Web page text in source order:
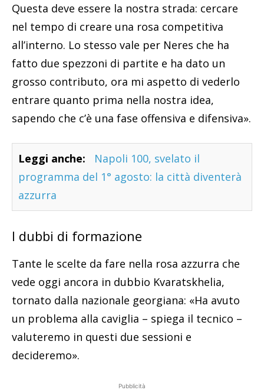
Questa deve essere la nostra strada: cercare
nel tempo di creare una rosa competitiva
all’interno. Lo stesso vale per Neres che ha
fatto due spezzoni di partite e ha dato un
grosso contributo, ora mi aspetto di vederlo
entrare quanto prima nella nostra idea,
sapendo che c’è una fase offensiva e difensiva».
Leggi anche:
Napoli 100, svelato il
programma del 1° agosto: la città diventerà
azzurra
I dubbi di formazione
Tante le scelte da fare nella rosa azzurra che
vede oggi ancora in dubbio Kvaratskhelia,
tornato dalla nazionale georgiana: «Ha avuto
un problema alla caviglia – spiega il tecnico –
valuteremo in questi due sessioni e
decideremo».
Pubblicità